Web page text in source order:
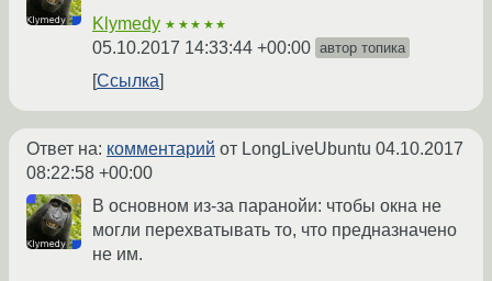
Klymedy ★★★★★
05.10.2017 14:33:44 +00:00 автор топика
Ссылка
Ответ на: комментарий от LongLiveUbuntu 04.10.2017
08:22:58 +00:00
В основном из-за паранойи: чтобы окна не
могли перехватывать то, что предназначено
не им.